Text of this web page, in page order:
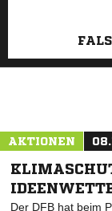
AKTIONEN
Der DFB hat beim